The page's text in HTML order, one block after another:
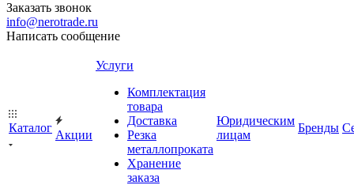
Заказать звонок
info@nerotrade.ru
Написать сообщение
Каталог
Акции
Услуги
Комплектация
товара
Доставка
Резка
металлопроката
Хранение
заказа
Юридическим
лицам
Бренды